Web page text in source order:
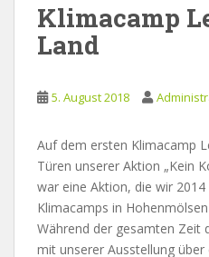
Klimacamp
Land
5. August 2018
Auf dem ersten Klimacamp
Türen unserer Aktion „Kein
war eine Aktion, die wir 2014
Klimacamps in
Während der gesamten Zeit
mit unserer Ausstellung